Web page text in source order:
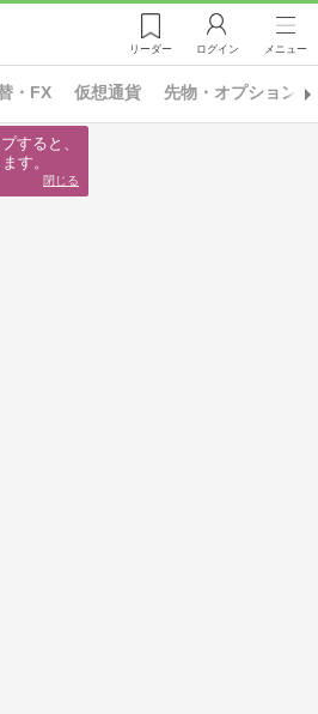
リーダー ログイン メニュー
・FX 仮想通貨 先物・オプション
すると、
す。
閉じる